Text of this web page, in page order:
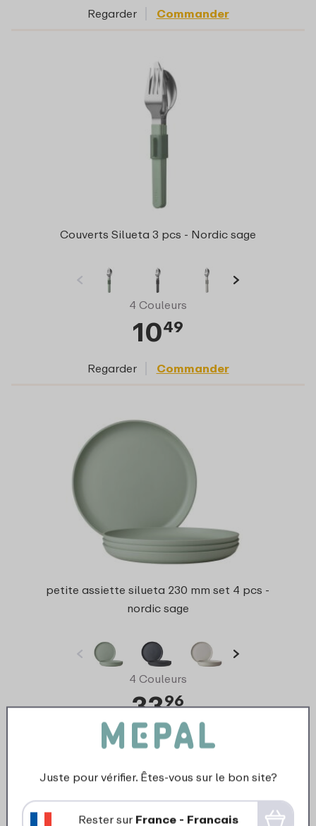
Regarder Commander
Couverts Silueta 3 pcs - Nordic sage
4 Couleurs
1049
Regarder Commander
petite assiette silueta 230 mm set 4 pcs -
nordic sage
4 Couleurs
3396
Regarder Commander
Juste pour vérifier. Êtes-vous sur le bon site?
Rester sur France - Francais